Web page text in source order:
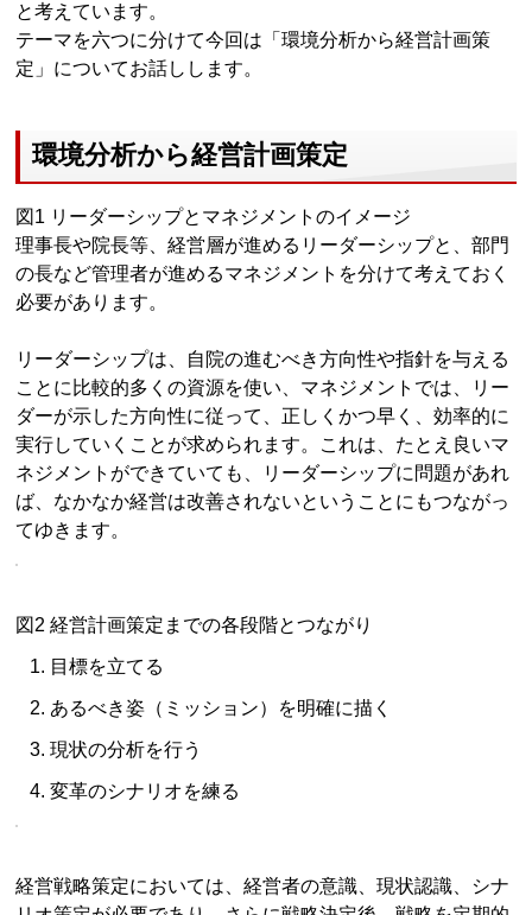
と考えています。
テーマを六つに分けて今回は「環境分析から経営計画策
定」についてお話しします。
環境分析から経営計画策定
図1 リーダーシップとマネジメントのイメージ
理事長や院長等、経営層が進めるリーダーシップと、部門
の長など管理者が進めるマネジメントを分けて考えておく
必要があります。
リーダーシップは、自院の進むべき方向性や指針を与える
ことに比較的多くの資源を使い、マネジメントでは、リー
ダーが示した方向性に従って、正しくかつ早く、効率的に
実行していくことが求められます。これは、たとえ良いマ
ネジメントができていても、リーダーシップに問題があれ
ば、なかなか経営は改善されないということにもつながっ
てゆきます。
図2 経営計画策定までの各段階とつながり
目標を立てる
あるべき姿（ミッション）を明確に描く
現状の分析を行う
変革のシナリオを練る
経営戦略策定においては、経営者の意識、現状認識、シナ